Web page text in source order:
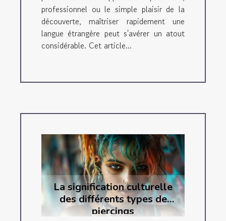
professionnel ou le simple plaisir de la
découverte, maîtriser rapidement une
langue étrangère peut s'avérer un atout
considérable. Cet article...
La signification culturelle
des différents types de
piercings